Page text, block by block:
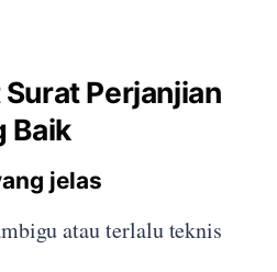
Perjanjian
Baik
jelas
atau terlalu teknis